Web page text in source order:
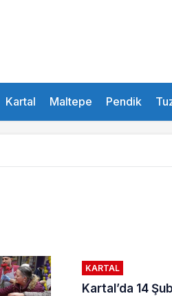
Kartal Maltepe Pendik
KARTAL
Kartal’da 14